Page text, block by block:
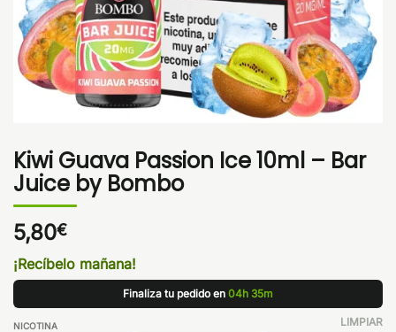
Kiwi Guava Passion Ice 10ml – Bar
Juice by Bombo
5,80€
¡Recíbelo mañana!
Finaliza tu pedido en 04h 35m
NICOTINA LIMPIAR